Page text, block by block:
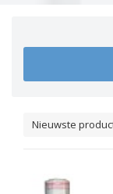
Nieuwste